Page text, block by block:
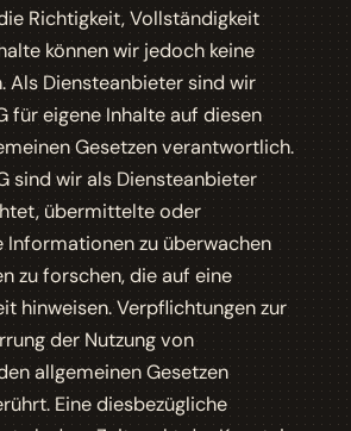
Richtigkeit, Vollständigkeit
können wir jedoch keine
Als Diensteanbieter sind wir
für eigene Inhalte auf diesen
Gesetzen verantwortlich.
sind wir als Diensteanbieter
übermittelte oder
zu überwachen
zu forschen, die auf eine
hinweisen. Verpflichtungen zur
der Nutzung von
allgemeinen Gesetzen
Eine diesbezügliche